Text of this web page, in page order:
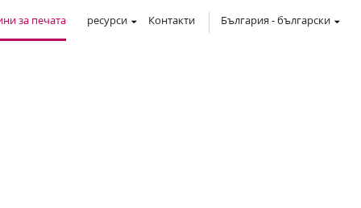
за печата ресурси Контакти България -български